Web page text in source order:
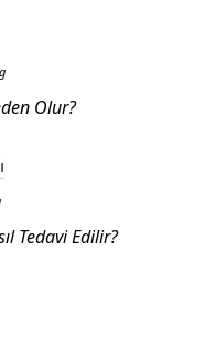
Olur?
Tedavi Edilir?